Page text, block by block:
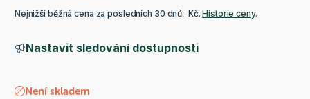
Nejnižší běžná cena za posledních 30 dnů: Kč.Historie ceny.
Nastavit sledování dostupnosti
Není skladem